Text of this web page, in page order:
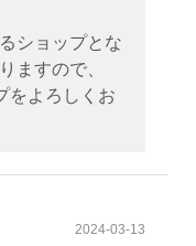
ショップとな
ますので、
をよろしくお
2024-03-13